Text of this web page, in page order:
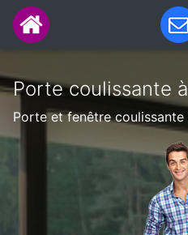
Porte coulissante
Porte et fenêtre coulissante